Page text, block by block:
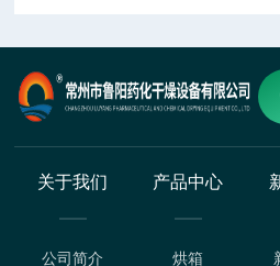
关于我们
公司简介
产品中心
烘箱